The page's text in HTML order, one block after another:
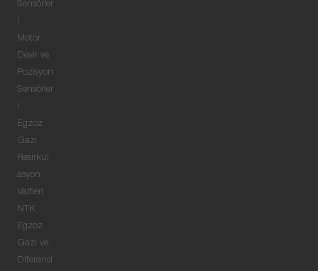
Sensörler
i
Motor
Devir ve
Pozisyon
Sensörler
i
Egzoz
Gazı
Resirkül
asyon
Valfleri
NTK
Egzoz
Gazı ve
Diferansi